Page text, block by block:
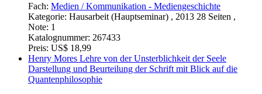
Fach: Medien / Kommunikation - Mediengeschichte
Kategorie: Hausarbeit (Hauptseminar) , 2013 28 Seiten ,
Note: 1
Katalognummer: 267433
Preis: US$ 18,99
Henry Mores Lehre von der Unsterblichkeit der Seele
Darstellung und Beurteilung der Schrift mit Blick auf die
Quantenphilosophie